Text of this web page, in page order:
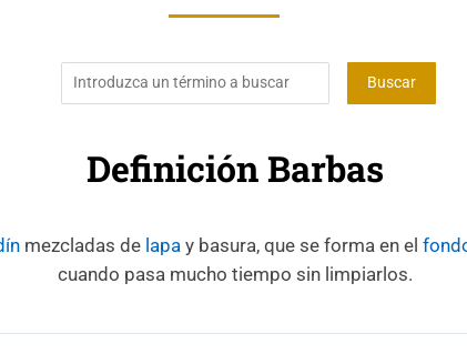
Definición Barbas
mezcladas de lapay basura, que se forma en el
cuando pasa mucho tiempo sin limpiarlos.